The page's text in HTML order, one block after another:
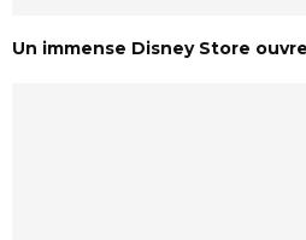
Un immense Disney Store